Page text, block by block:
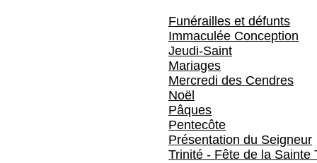
Funérailles et défunts
Immaculée Conception
Jeudi-Saint
Mariages
Mercredi des Cendres
Noël
Pâques
Pentecôte
Présentation du Seigneur
Trinité - Fête de la Sainte